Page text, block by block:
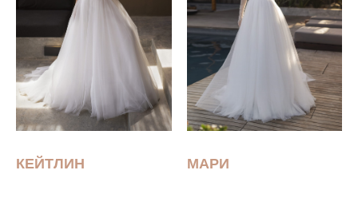
КЕЙТЛИН МАРИ